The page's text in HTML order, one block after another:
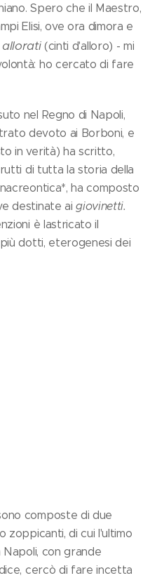
Spero che il Maestro,
Elisi, ove ora dimora e
allorati(cinti d'alloro) - mi
ho cercato di fare
nel Regno di Napoli,
devoto ai Borboni, e
in verità) ha scritto,
di tutta la storia della
ha composto
destinate aigiovinetti.
è lastricato il
dotti, eterogenesi dei
composte di due
zoppicanti, di cui l'ultimo
con grande
cercò di fare incetta